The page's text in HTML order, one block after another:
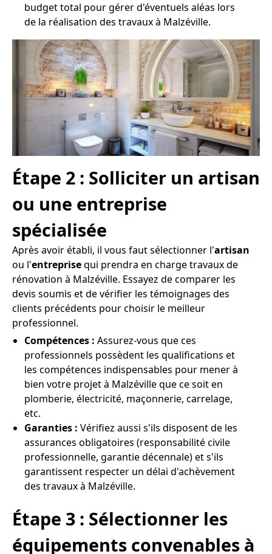
budget total pour gérer d'éventuels aléas lors
de la réalisation des travaux à Malzéville.
Étape 2 : Solliciter un artisan
ou une entreprise
spécialisée
Après avoir établi, il vous faut sélectionner l'artisan
ou l'entreprisequi prendra en charge travaux de
rénovation à Malzéville. Essayez de comparer les
devis soumis et de vérifier les témoignages des
clients précédents pour choisir le meilleur
professionnel.
Compétences : Assurez-vous que ces
professionnels possèdent les qualifications et
les compétences indispensables pour mener à
bien votre projet à Malzéville que ce soit en
plomberie, électricité, maçonnerie, carrelage,
etc.
Garanties : Vérifiez aussi s'ils disposent de les
assurances obligatoires (responsabilité civile
professionnelle, garantie décennale) et s'ils
garantissent respecter un délai d'achèvement
des travaux à Malzéville.
Étape 3 : Sélectionner les
équipements convenables à